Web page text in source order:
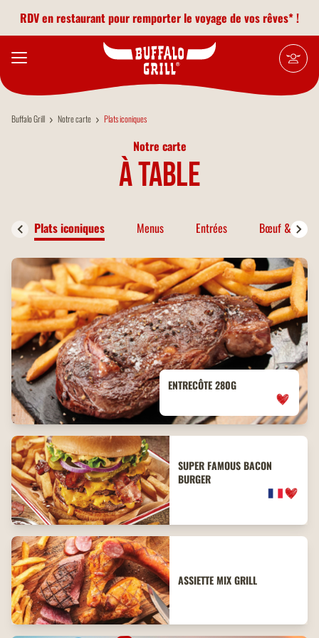
RDV en restaurant pour remporter le voyage de vos rêves* !
Buffalo Grill Notre carte Plats iconiques
Notre carte
à table
Plats iconiques Menus Entrées Bœuf & Bison
ENTRECÔTE 280G
SUPER FAMOUS BACON
BURGER
ASSIETTE MIX GRILL